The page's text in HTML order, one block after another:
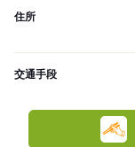
住所
交通手段